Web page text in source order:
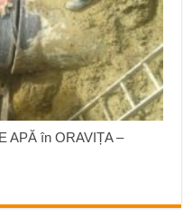
APĂ în ORAVIȚA –